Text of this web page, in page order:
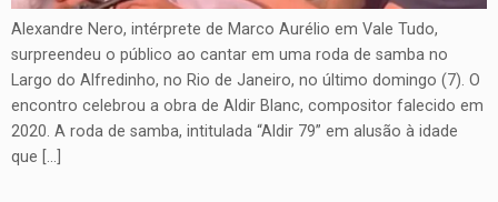
Alexandre Nero, intérprete de Marco Aurélio em Vale Tudo,
surpreendeu o público ao cantar em uma roda de samba no
Largo do Alfredinho, no Rio de Janeiro, no último domingo (7). O
encontro celebrou a obra de Aldir Blanc, compositor falecido em
2020. A roda de samba, intitulada “Aldir 79” em alusão à idade
que […]